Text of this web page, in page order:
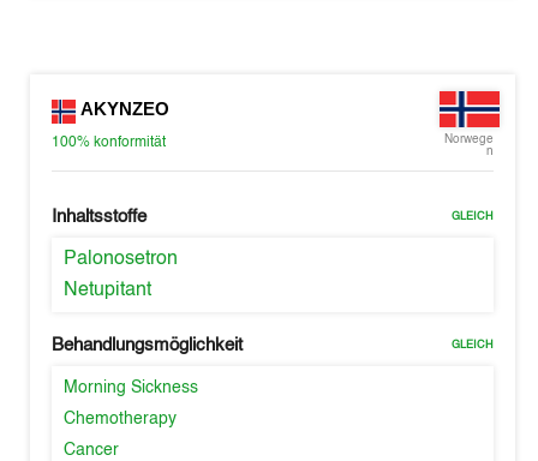
AKYNZEO
100% konformität
Norwege
n
Inhaltsstoffe GLEICH
Palonosetron
Netupitant
Behandlungsmöglichkeit GLEICH
Morning Sickness
Chemotherapy
Cancer